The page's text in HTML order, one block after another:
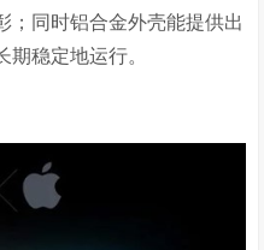
；同时铝合金外壳能提供出
稳定地运行。